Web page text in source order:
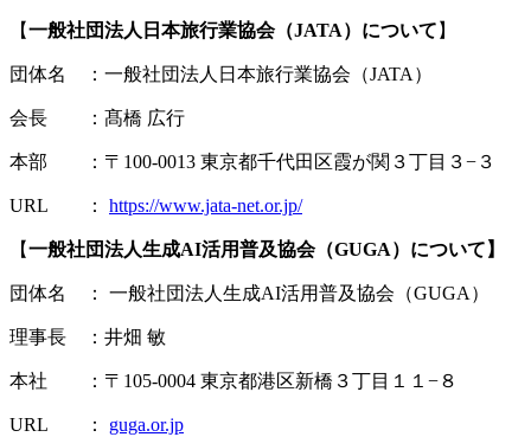
【一般社団法人日本旅行業協会（JATA）について 】
団体名 ：一般社団法人日本旅行業協会（JATA）
会長 ：髙橋 広行
本部 ：〒100-0013 東京都千代田区霞が関３丁目３−３
URL ： https://www.jata-net.or.jp/
【一般社団法人生成AI活用普及協会（GUGA）について】
団体名 ： 一般社団法人生成AI活用普及協会（GUGA）
理事長 ：井畑 敏
本社 ：〒105-0004 東京都港区新橋３丁目１１−８
URL ： guga.or.jp